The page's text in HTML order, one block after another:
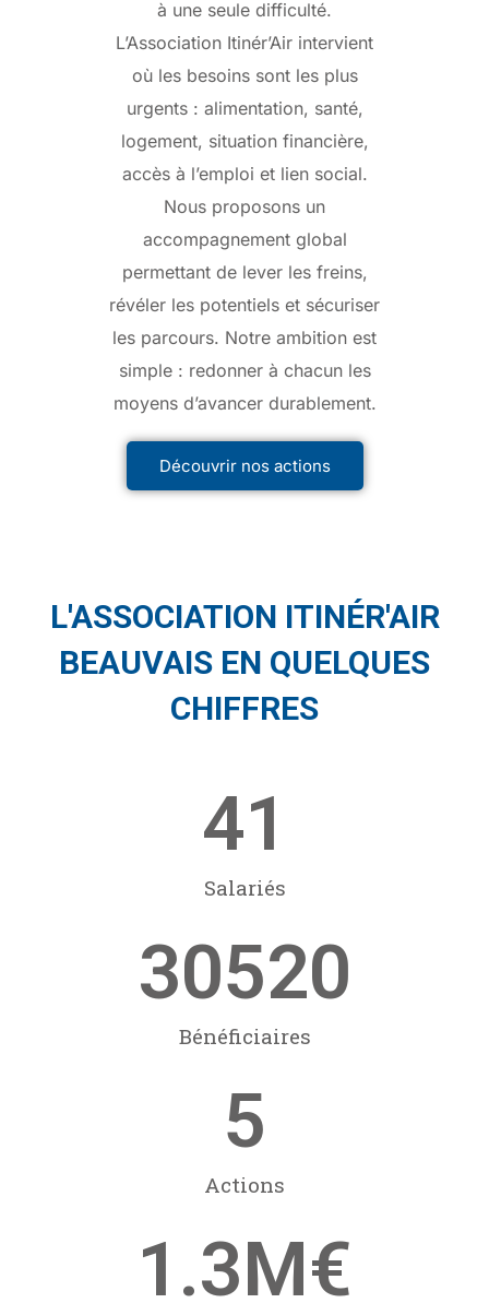
à une seule difficulté.
L’Association Itinér’Air intervient
où les besoins sont les plus
urgents : alimentation, santé,
logement, situation financière,
accès à l’emploi et lien social.
Nous proposons un
accompagnement global
permettant de lever les freins,
révéler les potentiels et sécuriser
les parcours. Notre ambition est
simple : redonner à chacun les
moyens d’avancer durablement.
Découvrir nos actions
L'ASSOCIATION ITINÉR'AIR
BEAUVAIS EN QUELQUES
CHIFFRES
Salariés
41
Bénéficiaires
30520
Actions
5
1.3M€